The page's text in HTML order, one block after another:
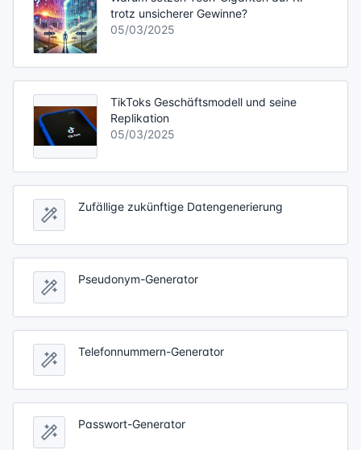
trotz unsicherer Gewinne?
05/03/2025
TikToks Geschäftsmodell und seine
Replikation
05/03/2025
Zufällige zukünftige Datengenerierung
Pseudonym-Generator
Telefonnummern-Generator
Passwort-Generator